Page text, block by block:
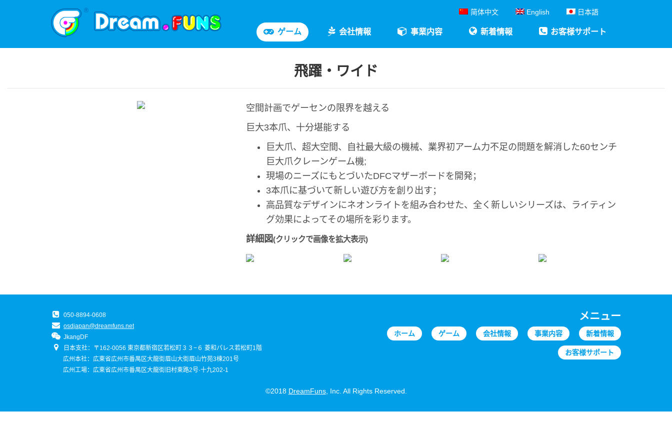
简体中文 English 日本語
ゲーム 会社情報 事業内容 新着情報 お客様サポート
飛躍・ワイド
空間計画でゲーセンの限界を越える
巨大3本爪、十分堪能する
巨大爪、超大空間、自社最大級の機械、業界初アーム力不足の問題を解消した60センチ
巨大爪クレーンゲーム機;
現場のニーズにもとづいたDFCマザーボードを開発；
3本爪に基づいて新しい遊び方を創り出す；
高品質なデザインにネオンライトを組み合わせた、全く新しいシリーズは、ライティン
グ効果によってその場所を彩ります。
詳細図(クリックで画像を拡大表示)
050-8894-0608
osdjapan@dreamfuns.net
JkangDF
日本支社：〒162-0056 東京都新宿区若松町３３−６ 菱和パレス若松町1階
広州本社：広東省広州市番禺区大龍街眉山大街眉山竹苑3棟201号
広州工場：広東省広州市番禺区大龍街旧村東路2号·十九202-1
メニュー
ホーム ゲーム 会社情報 事業内容 新着情報
お客様サポート
©2018 DreamFuns, Inc. All Rights Reserved.